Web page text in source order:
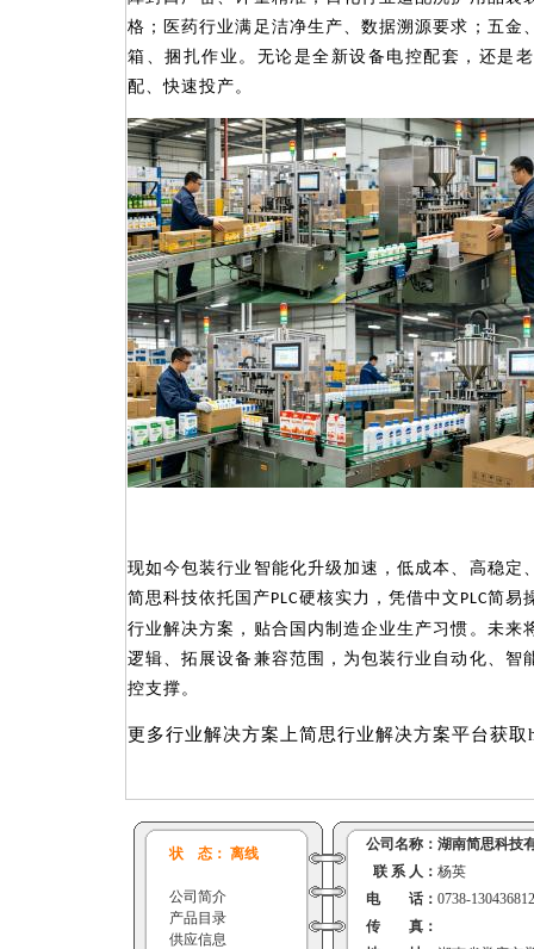
格；医药行业满足洁净生产、数据溯源要求；五金
箱、捆扎作业。无论是全新设备电控配套，还是
配、快速投产。
现如今包装行业智能化升级加速，低成本、高稳定
简思科技依托国产PLC硬核实力，凭借中文 PLC简易
行业解决方案，贴合国内制造企业生产习惯。未来
逻辑、拓展设备兼容范围，为包装行业自动化、智
控支撑。
更多行业解决方案上简思行业解决方案平台获
状 态： 离线
公司简介
产品目录
供应信息
公司名称： 湖南简思科技
联 系 人： 杨英
电 话： 0738-
传 真：